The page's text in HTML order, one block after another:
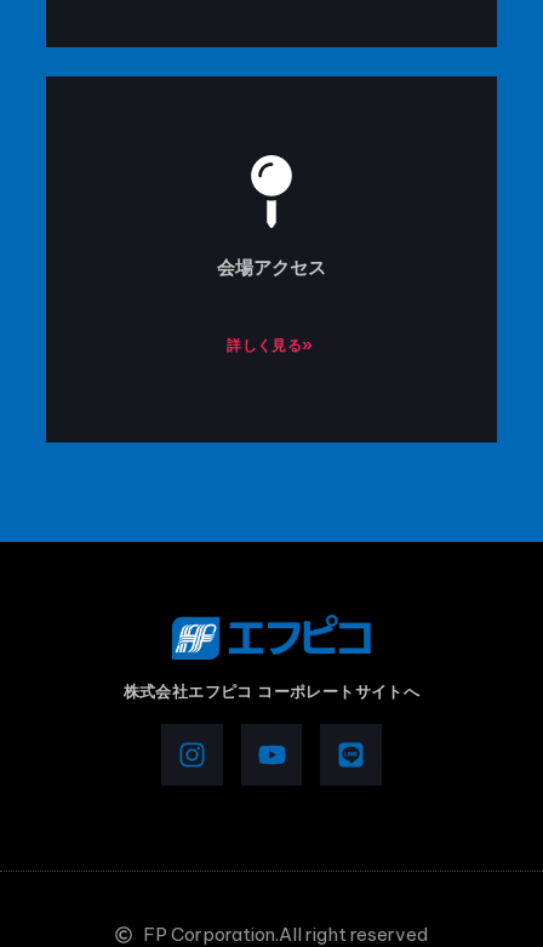
会場アクセス
詳しく見る»
株式会社エフピコ コーポレートサイトへ
FP Corporation.All right reserved